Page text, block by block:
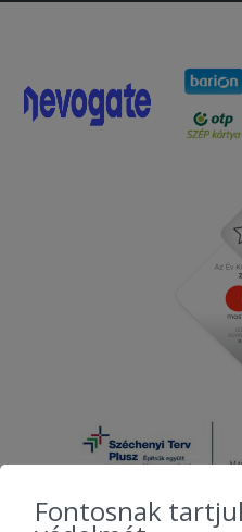
Fontosnak